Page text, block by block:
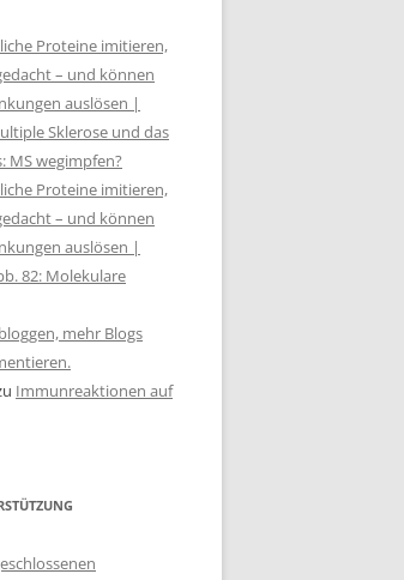
Proteine imitieren,
– und können
auslösen |
Sklerose und das
MS wegimpfen?
Proteine imitieren,
– und können
auslösen |
82: Molekulare
mehr Blogs
Immunreaktionen auf